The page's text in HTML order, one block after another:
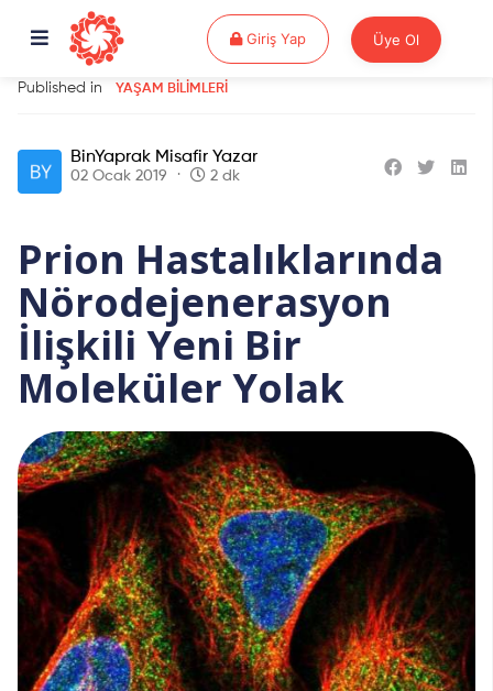
Giriş YapGiriş Yap Üye Ol
Published in YAŞAM BILIMLERI
BinYaprak Misafir Yazar
02 Ocak 2019 2 dk
Prion Hastalıklarında
Nörodejenerasyon
İlişkili Yeni Bir
Moleküler Yolak